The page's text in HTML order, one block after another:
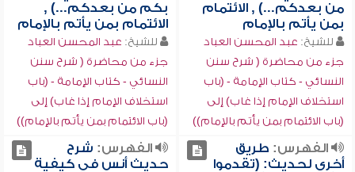
من بعدكم...) , الائتمام
بمن يأتم بالإمام
للشيخ: عبد المحسن العباد
جزء من محاضرة ( شرح سنن
النسائي - كتاب الإمامة - (باب
استخلاف الإمام إذا غاب) إلى
(باب الائتمام بمن يأتم بالإمام))
بكم من بعدكم...) ,
الائتمام بمن يأتم بالإمام
للشيخ: عبد المحسن العباد
جزء من محاضرة ( شرح سنن
النسائي - كتاب الإمامة - (باب
استخلاف الإمام إذا غاب) إلى
(باب الائتمام بمن يأتم بالإمام))
الفهرس: طريق
أخرى لحديث: (تقدموا
الفهرس: شرح
حديث أنس في كيفية